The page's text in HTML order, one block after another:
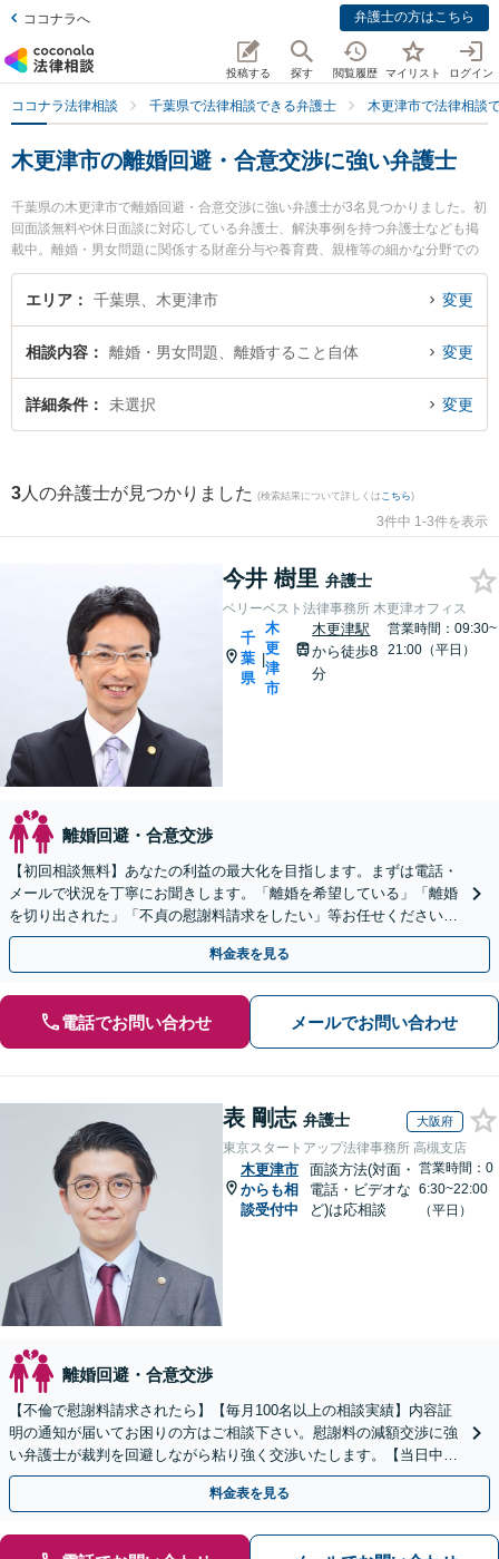
ココナラへ 弁護士の方はこちら
投稿する 探す 閲覧履歴 マイリスト ログイン
ココナラ法律相談 千葉県で法律相談できる弁護士 木更津市で法律相談
木更津市の離婚回避・合意交渉に強い弁護士
千葉県の木更津市で離婚回避・合意交渉に強い弁護士が3名見つかりました。初
回面談無料や休日面談に対応している弁護士、解決事例を持つ弁護士なども掲
載中。離婚・男女問題に関係する財産分与や養育費、親権等の細かな分野での
絞り込み検索もでき便利です。特にベリーベスト法律事務所 木更津オフィスの
今井 樹里弁護士やきみさらず法律事務所の若林 侑弁護士、さつきの森法律事務
今すぐに弁護士に相談したい』『離婚回避・合意交渉のトラブル解決の実績豊
富な近くの弁護士を検索したい』『初回相談無料で離婚回避・合意交渉を法律
相談できる木更津市内の弁護士に相談予約したい』などでお困りの相談者さん
エリア 千葉県、木更津市 変更
相談内容 離婚・男女問題、離婚すること自体 変更
詳細条件 未選択 変更
3 人の弁護士が見つかりました (検索結果について詳しくは こちら)
3件中 1-3件を表示
今井 樹里 弁護士
ベリーベスト法律事務所 木更津オフィス
千
葉
県
|
木
更
津
市
木更津駅
から徒歩8
分
営業時間：09:30~
21:00（平日）
離婚回避・合意交渉
【初回相談無料】あなたの利益の最大化を目指します。まずは電話・
メールで状況を丁寧にお聞きします。「離婚を希望している」「離婚
を切り出された」「不貞の慰謝料請求をしたい」等お任せください。
【リーズナブルな料金設定】
料金表を見る
電話でお問い合わせ メールでお問い合わせ
表 剛志 弁護士 大阪府
東京スタートアップ法律事務所 高槻支店
木更津市
からも相
談受付中
面談方法(対面・
電話・ビデオな
ど)は応相談
営業時間：0
6:30~22:00
（平日）
離婚回避・合意交渉
【不倫で慰謝料請求されたら】【毎月100名以上の相談実績】内容証
明の通知が届いてお困りの方はご相談下さい。慰謝料の減額交渉に強
い弁護士が裁判を回避しながら粘り強く交渉いたします。【当日中の
相談可(予約制)】【全国対応】
料金表を見る